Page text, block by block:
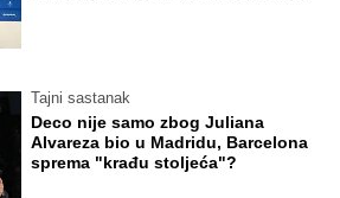
Tajni sastanak
Deco nije samo zbog Juliana
Alvareza bio u Madridu, Barcelona
sprema "krađu stoljeća"?